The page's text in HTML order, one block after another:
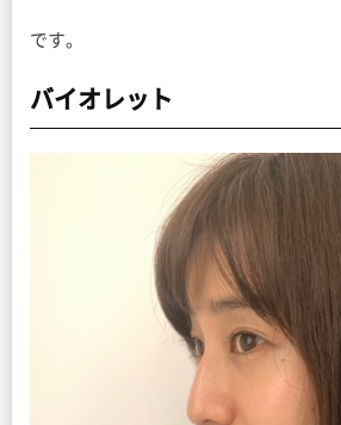
です。
バイオレット